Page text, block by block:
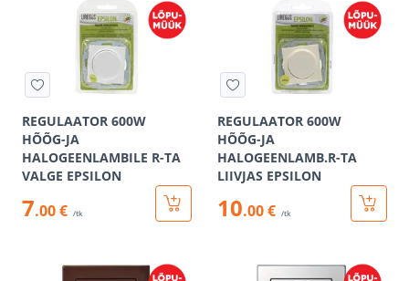
REGULAATOR 600W
HÕÕG-JA
HALOGEENLAMBILE R-TA
VALGE EPSILON
7.00 € /tk
REGULAATOR 600W
HÕÕG-JA
HALOGEENLAMB.R-TA
LIIVJAS EPSILON
10.00 € /tk